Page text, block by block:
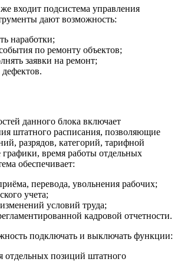
входит подсистема управления
дают возможность:
наработки;
по ремонту объектов;
заявки на ремонт;
данного блока включает
штатного расписания, позволяющие
разрядов, категорий, тарифной
время работы отдельных
обеспечивает:
перевода, увольнения рабочих;
учета;
условий труда;
кадровой отчетности.
подключать и выключать функции:
отдельных позиций штатного